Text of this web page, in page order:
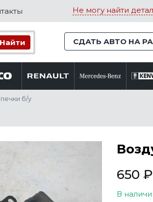
Не могу найти
СДАТЬ АВТО НА
б/у
650 ₽
В